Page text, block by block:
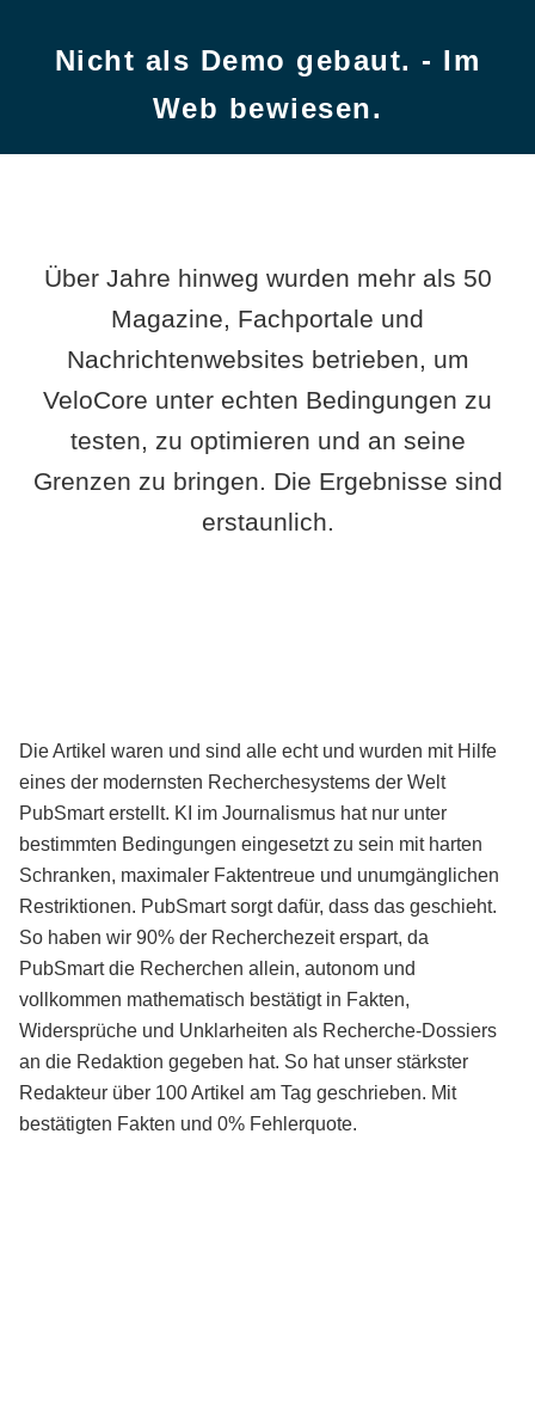
Nicht als Demo gebaut. - Im
Web bewiesen.
Über Jahre hinweg wurden mehr als 50
Magazine, Fachportale und
Nachrichtenwebsites betrieben, um
VeloCore unter echten Bedingungen zu
testen, zu optimieren und an seine
Grenzen zu bringen. Die Ergebnisse sind
erstaunlich.
Die Artikel waren und sind alle echt und wurden mit Hilfe
eines der modernsten Recherchesystems der Welt
PubSmart erstellt. KI im Journalismus hat nur unter
bestimmten Bedingungen eingesetzt zu sein mit harten
Schranken, maximaler Faktentreue und unumgänglichen
Restriktionen. PubSmart sorgt dafür, dass das geschieht.
So haben wir 90% der Recherchezeit erspart, da
PubSmart die Recherchen allein, autonom und
vollkommen mathematisch bestätigt in Fakten,
Widersprüche und Unklarheiten als Recherche-Dossiers
an die Redaktion gegeben hat. So hat unser stärkster
Redakteur über 100 Artikel am Tag geschrieben. Mit
bestätigten Fakten und 0% Fehlerquote.